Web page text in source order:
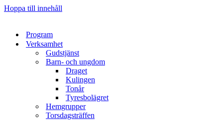
Hoppa till innehåll
Program
Verksamhet
Gudstjänst
Barn- och ungdom
Draget
Kulingen
Tonår
Tyresbolägret
Hemgrupper
Torsdagsträffen